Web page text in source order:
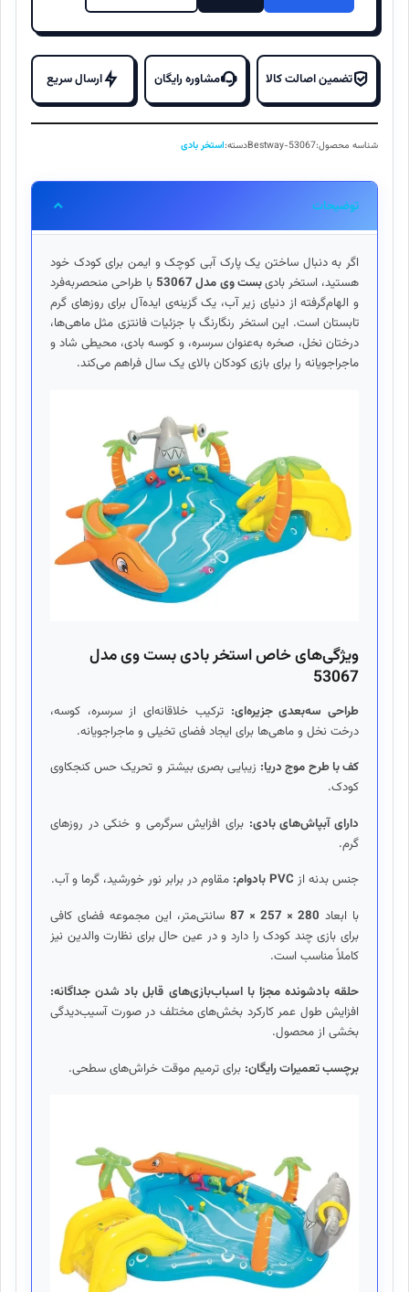
تضمین اصالت کالا مشاوره رایگان ارسال سریع
شناسه محصول:Bestway-53067دسته:استخر بادی
توضیحات
اگر به دنبال ساختن یک پارک آبی کوچک و ایمن برای کودک خود
هستید، استخر بادیبست وی مدل 53067
با طراحی منحصربه‌فرد
و الهام‌گرفته از دنیای زیر آب، یک گزینه‌ی ایده‌آل برای روزهای گرم
تابستان است. این استخر رنگارنگ با جزئیات فانتزی مثل ماهی‌ها،
درختان نخل، صخره به‌عنوان سرسره، و کوسه‌ بادی، محیطی شاد و
ماجراجویانه را برای بازی کودکان بالای یک سال فراهم می‌کند.
ویژگی‌های خاص استخر بادی بست وی مدل
53067
طراحی سه‌بعدی جزیره‌ای: ترکیب خلاقانه‌ای از سرسره، کوسه،
درخت نخل و ماهی‌ها برای ایجاد فضای تخیلی و ماجراجویانه.
کف با طرح موج دریا: زیبایی بصری بیشتر و تحریک حس کنجکاوی
کودک.
دارای آبپاش‌های بادی: برای افزایش سرگرمی و خنکی در روزهای
گرم.
جنس بدنه از PVCبادوام: مقاوم در برابر نور خورشید، گرما و آب.
با ابعاد 280 × 257 × 87
سانتی‌متر، این مجموعه فضای کافی
برای بازی چند کودک را دارد و در عین حال برای نظارت والدین نیز
کاملاً مناسب است.
حلقه بادشونده مجزا با اسباب‌بازی‌های قابل باد شدن جداگانه:
افزایش طول عمر کارکرد بخش‌های مختلف در صورت آسیب‌دیدگی
بخشی از محصول.
برچسب تعمیرات رایگان: برای ترمیم موقت خراش‌های سطحی.